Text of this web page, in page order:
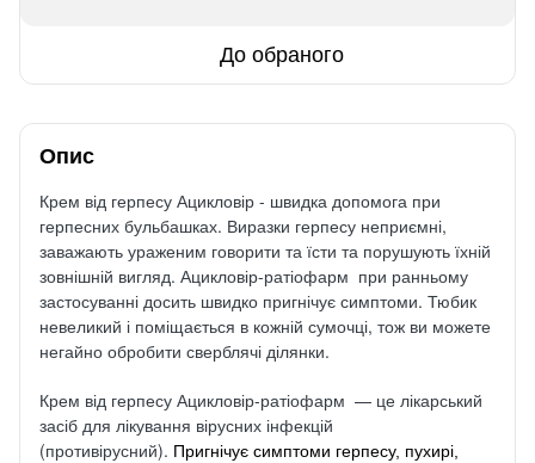
До обраного
Опис
Крем від герпесу Ацикловір - швидка допомога при
герпесних бульбашках. Виразки герпесу неприємні,
заважають ураженим говорити та їсти та порушують їхній
зовнішній вигляд. Ацикловір-ратіофарм при ранньому
застосуванні досить швидко пригнічує симптоми. Тюбик
невеликий і поміщається в кожній сумочці, тож ви можете
негайно обробити сверблячі ділянки.
Крем від герпесу Ацикловір-ратіофарм — це лікарський
засіб для лікування вірусних інфекцій
(противірусний). Пригнічує симптоми герпесу, пухирі,